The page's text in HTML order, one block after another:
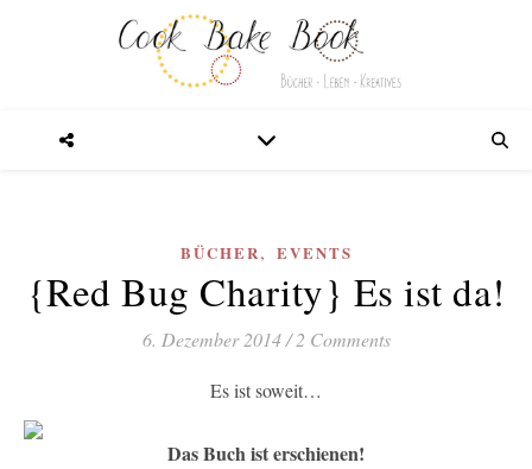
BÜCHER, EVENTS
{Red Bug Charity} Es ist da!
6. Dezember 2014/ 2 Comments
Es ist soweit…
Das Buch ist erschienen!